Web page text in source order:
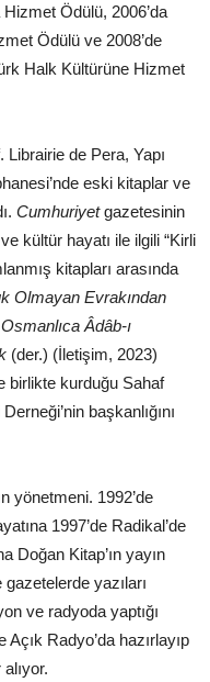
Ödülü, 2006’da
Ödülü ve 2008’de
Halk Kültürüne Hizmet
Librairie de Pera, Yapı
eski kitaplar ve
Cumhuriyetgazetesinin
kültür hayatı ile ilgili “Kirli
kitapları arasında
Olmayan Evrakından
Âdâb-ı
(der.) (İletişim, 2023)
birlikte kurduğu Sahaf
başkanlığını
yönetmeni. 1992’de
1997’de Radikal’de
Doğan Kitap’ın yayın
yazıları
ve radyoda yaptığı
Radyo’da hazırlayıp